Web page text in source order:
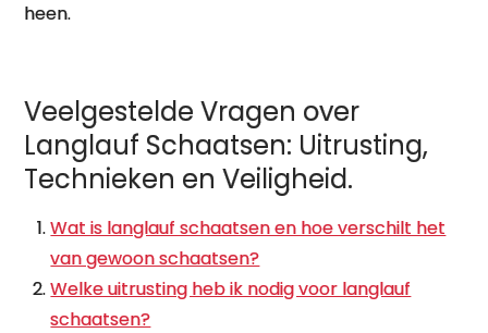
heen.
Veelgestelde Vragen over
Langlauf Schaatsen: Uitrusting,
Technieken en Veiligheid.
Wat is langlauf schaatsen en hoe verschilt het
van gewoon schaatsen?
Welke uitrusting heb ik nodig voor langlauf
schaatsen?